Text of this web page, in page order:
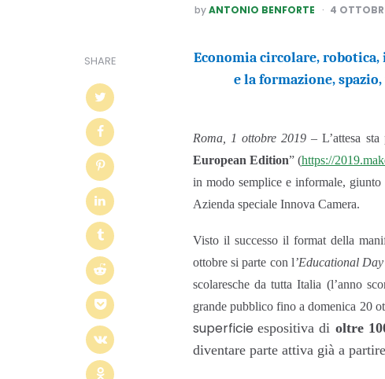
POSTED
BY
by ANTONIO BENFORTE 4
SHARE
Economia circolare,
e la formazione,
Roma, 1 ottobre 2019– L’attesa
European Edition” (https://
in modo semplice e informale, giunto
Azienda speciale Innova Camera.
Visto il successo il format della
ottobre si parte con l’Educational Day
scolaresche da tutta Italia (l’anno
grande pubblico fino a domenica 20
superficie espositiva di oltre
diventare parte attiva già a